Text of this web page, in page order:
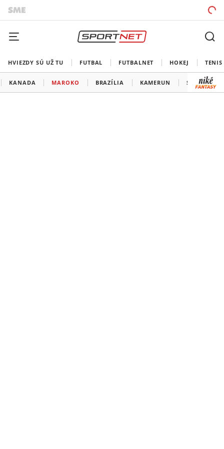
HVIEZDY SÚ UŽ TU FUTBAL FUTBALNET HOKEJ TENIS
KANADA MAROKO BRAZÍLIA KAMERUN SRBSKO